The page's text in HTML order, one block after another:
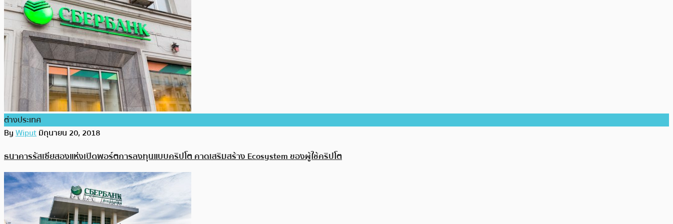
ต่างประเทศ
ByWiputมิถุนายน 20, 2018
ธนาคารรัสเซียสองแห่งเปิดพอร์ตการลงทุนแบบคริปโต คาดเสริมสร้าง Ecosystem ของผู้ใช้คริปโต